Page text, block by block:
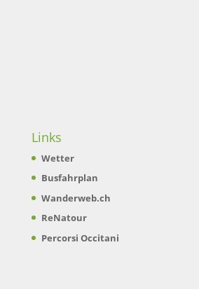
Links
Wetter
Busfahrplan
Wanderweb.ch
ReNatour
Percorsi Occitani